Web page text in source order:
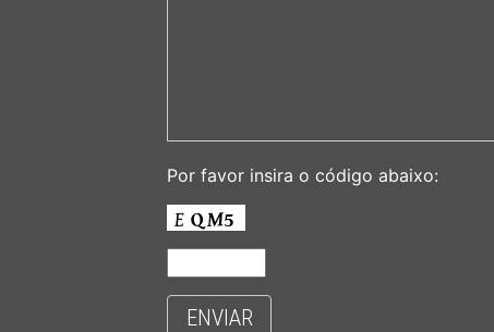
Por favor insira o código abaixo:
ENVIAR